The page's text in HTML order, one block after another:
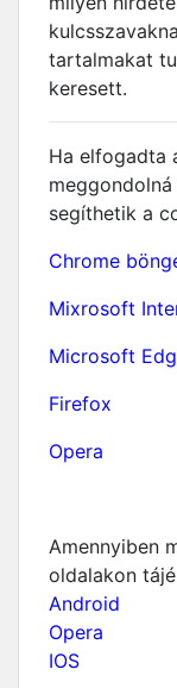
tartalmakat
keresett.
Ha elfogadta
segíthetik a
Chrome
Mixrosoft
Microsoft
Firefox
Opera
Amennyiben
oldalakon
Android
Opera
IOS